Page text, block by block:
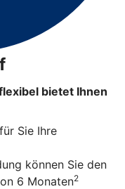
bietet Ihnen
Sie Ihre
können Sie den
6 Monaten2